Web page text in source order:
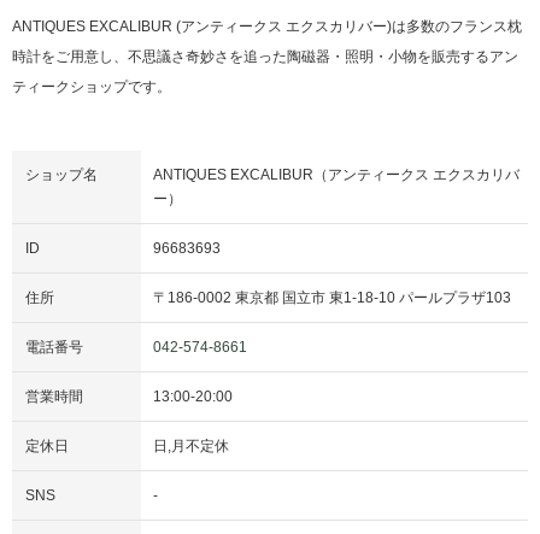
ANTIQUES EXCALIBUR (アンティークス エクスカリバー)は多数のフランス枕
時計をご用意し、不思議さ奇妙さを追った陶磁器・照明・小物を販売するアン
ティークショップです。
ショップ名
ANTIQUES EXCALIBUR（アンティークス エクスカリバ
ー）
ID 96683693
住所 〒 186-0002 東京都 国立市 東1-18-10 パールプラザ103
電話番号 042-574-8661
営業時間 13:00-20:00
定休日 日 月不定休
SNS -